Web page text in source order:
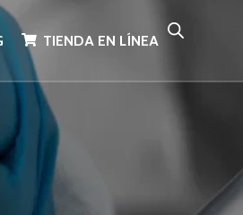
TIENDA EN LÍNEA